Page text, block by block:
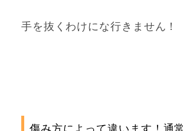
手を抜くわけにな行きません！